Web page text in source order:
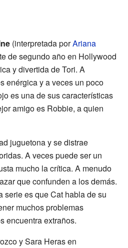
(interpretada porAriana
de segundo año en Hollywood
y divertida de Tori. A
enérgica y a veces un poco
es una de sus características
amigo es Robbie, a quien
juguetona y se distrae
A veces puede ser un
mucho la crítica. A menudo
que confunden a los demás.
serie es que Cat habla de su
muchos problemas
encuentra extraños.
y Sara Heras en